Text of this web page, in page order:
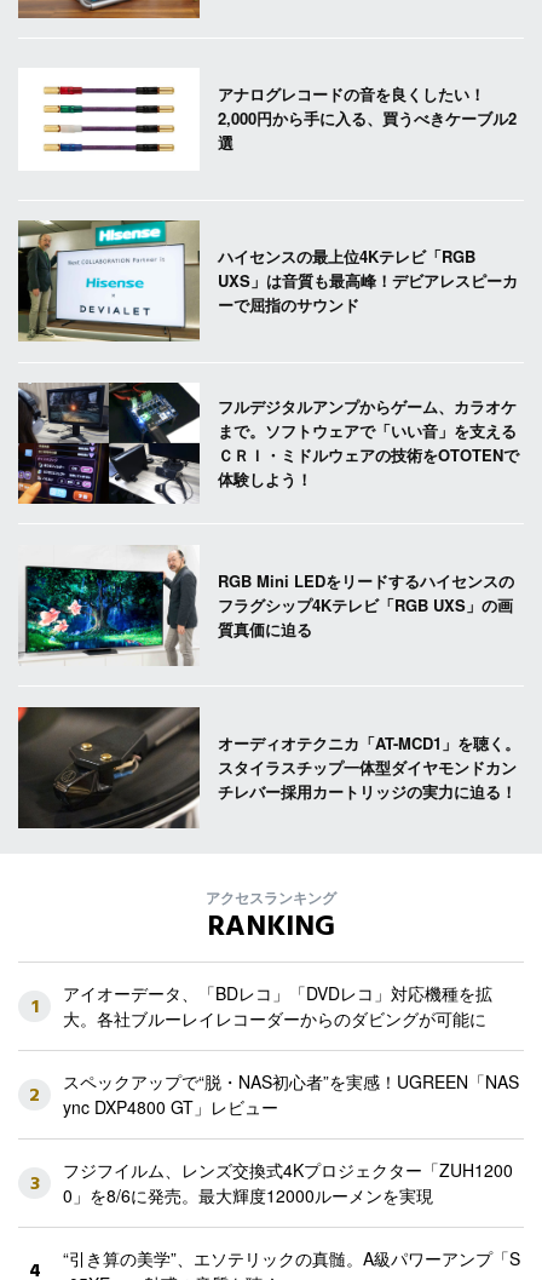
アナログレコードの音を良くしたい！
2,000円から手に入る、買うべきケーブル2
選
ハイセンスの最上位4Kテレビ「RGB
UXS」は音質も最高峰！デビアレスピーカ
ーで屈指のサウンド
フルデジタルアンプからゲーム、カラオケ
まで。ソフトウェアで「いい音」を支える
ＣＲＩ・ミドルウェアの技術をOTOTENで
体験しよう！
RGB Mini LEDをリードするハイセンスの
フラグシップ4Kテレビ「RGB UXS」の画
質真価に迫る
オーディオテクニカ「AT-MCD1」を聴く。
スタイラスチップ一体型ダイヤモンドカン
チレバー採用カートリッジの実力に迫る！
アクセスランキング
RANKING
1
アイオーデータ、「BDレコ」「DVDレコ」対応機種を拡
大。各社ブルーレイレコーダーからのダビングが可能に
2
スペックアップで“脱・NAS初心者”を実感！UGREEN「NAS
ync DXP4800 GT」レビュー
3
フジフイルム、レンズ交換式4Kプロジェクター「ZUH1200
0」を8/6に発売。最大輝度12000ルーメンを実現
4
“引き算の美学”、エソテリックの真髄。A級パワーアンプ「S